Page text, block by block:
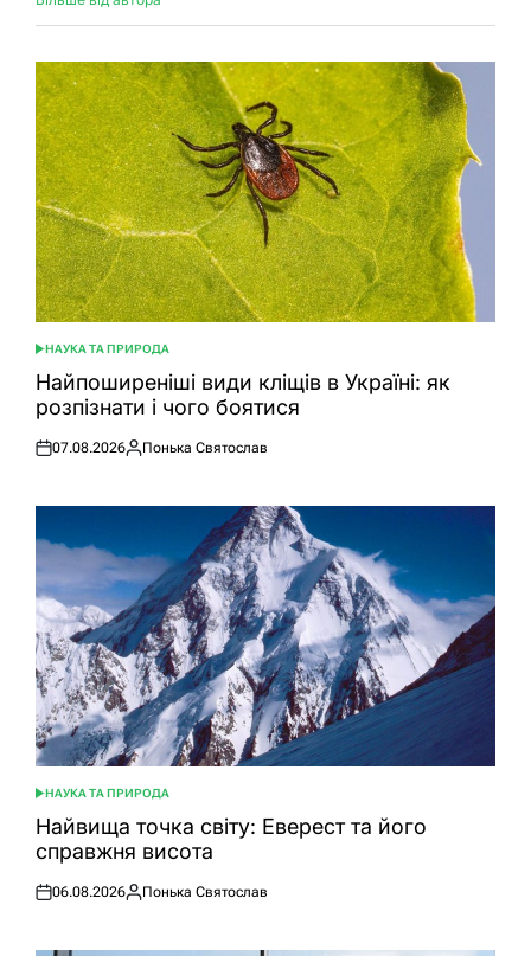
ОПУБЛІКУВАТИ
У
НАУКА ТА ПРИРОДА
Найпоширеніші види кліщів в Україні: як
розпізнати і чого боятися
Оприлюднено
07.08.2026
Опубліковано
Понька Святослав
ОПУБЛІКУВАТИ
У
НАУКА ТА ПРИРОДА
Найвища точка світу: Еверест та його
справжня висота
Оприлюднено
06.08.2026
Опубліковано
Понька Святослав